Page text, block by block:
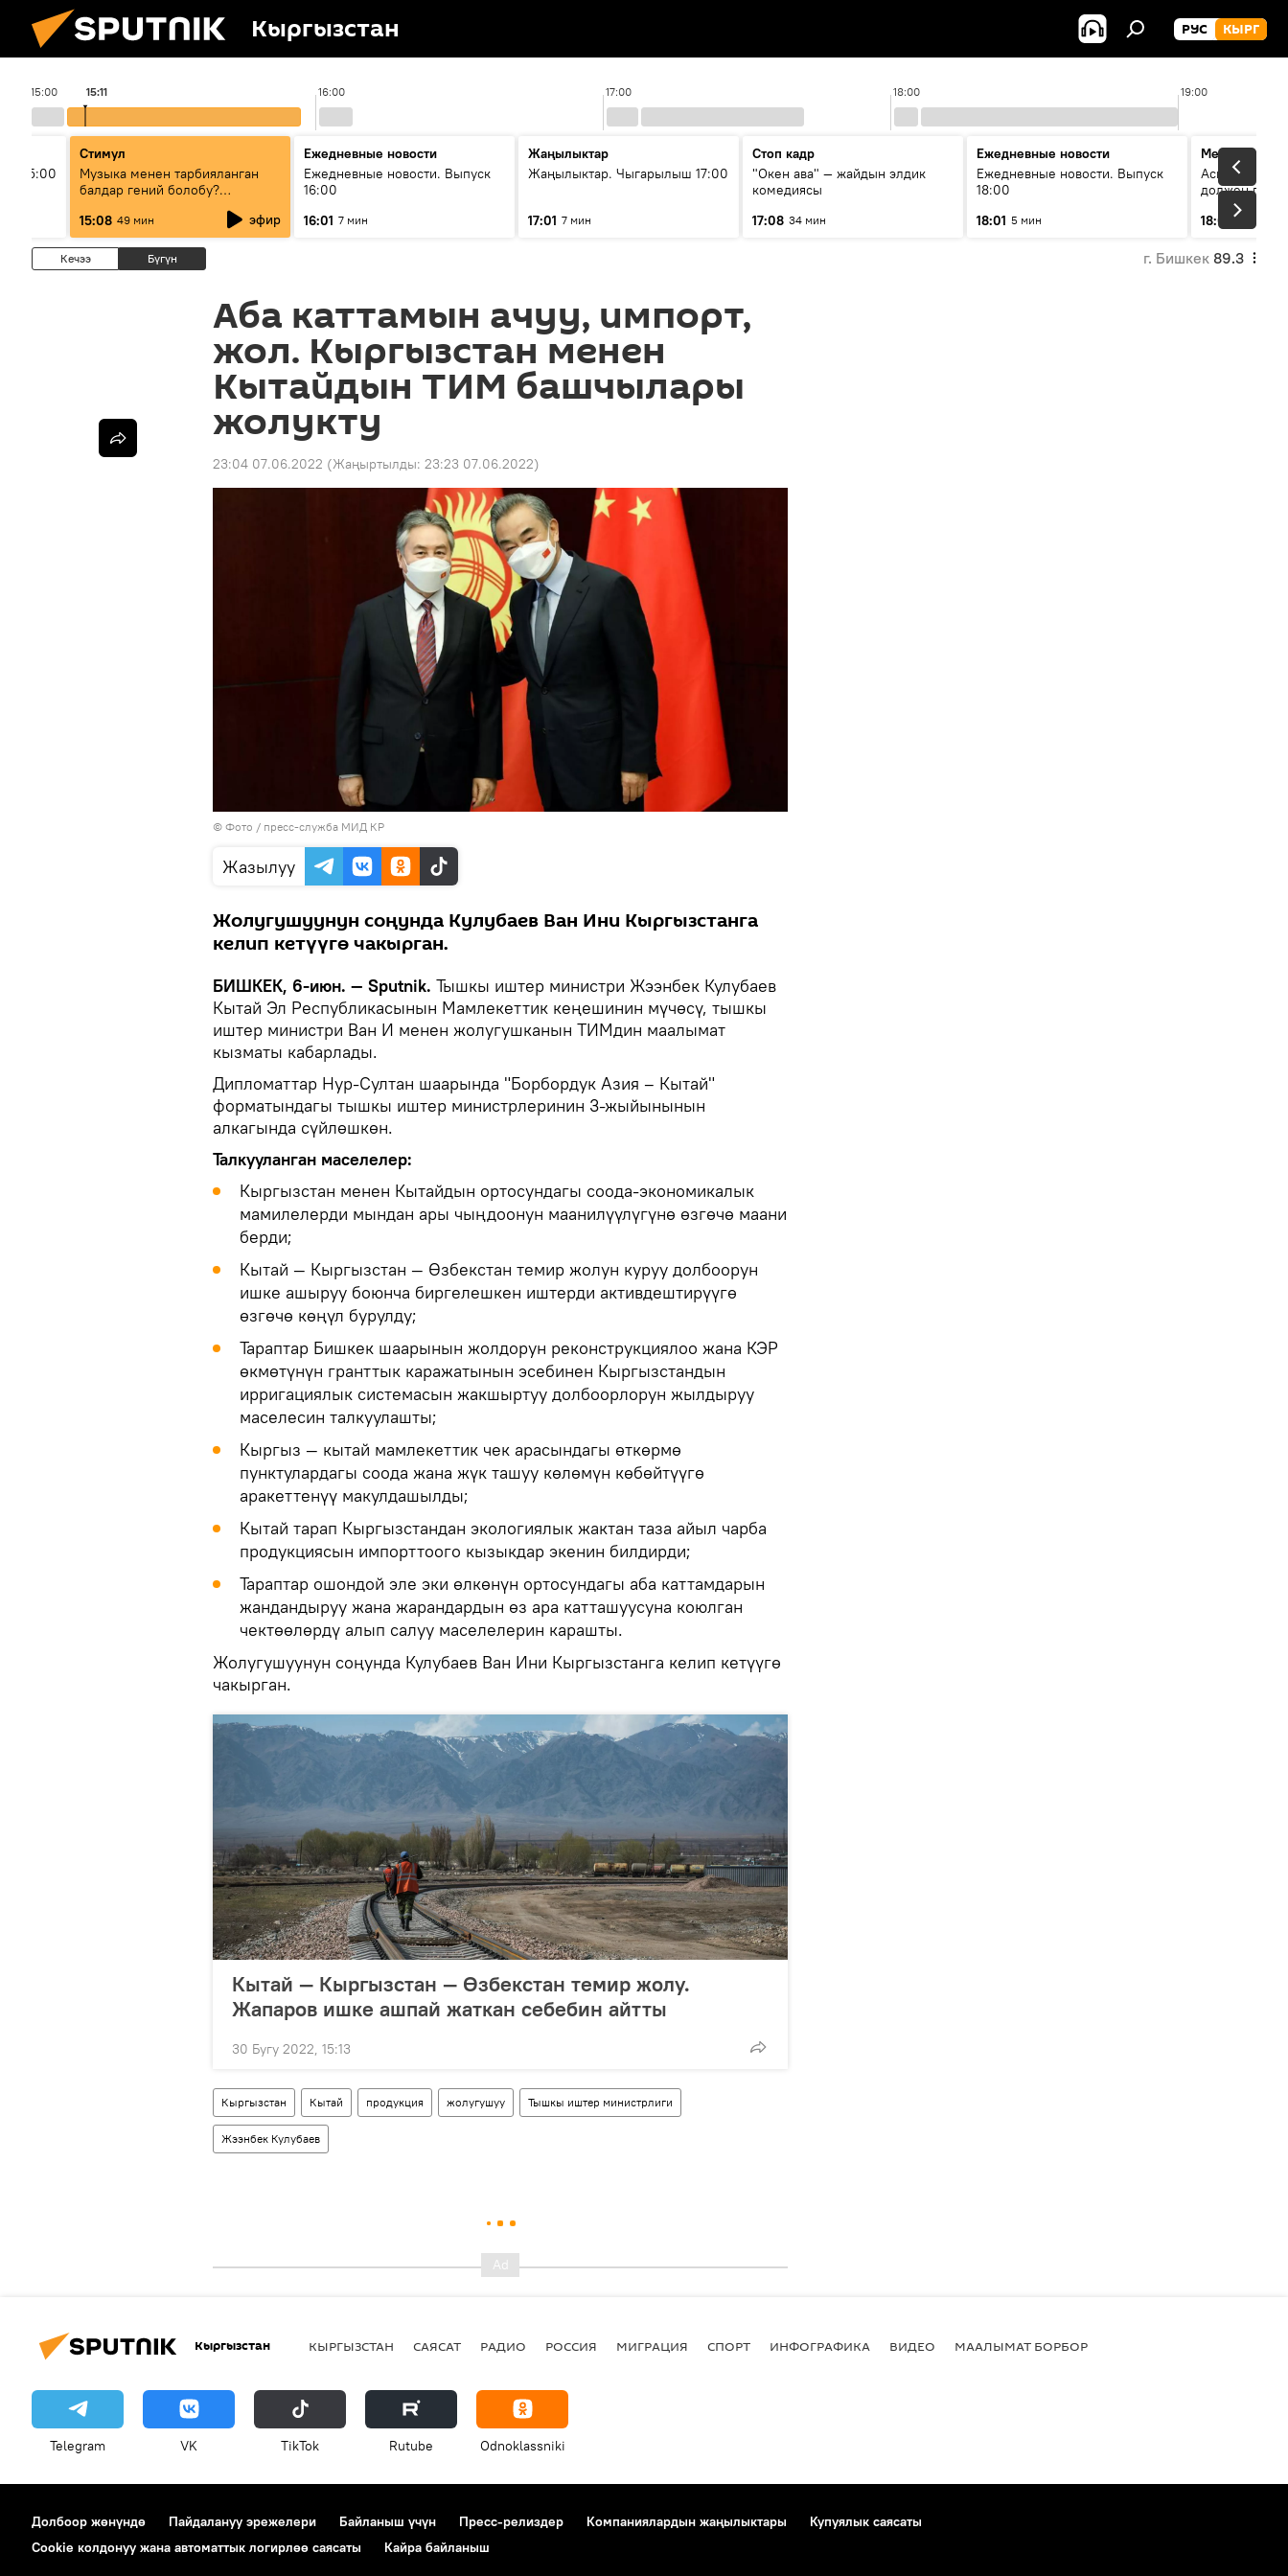
Кыргызстан РУС КЫРГ
15:00 16:00 17:00 18:00 19:00
15:11
15:00
Стимул
Музыка менен тарбияланган
балдар гений болобу?
Кыргыздын жашоосунда
музыканын орду
15:08 49 мин эфир
Ежедневные новости
Ежедневные новости. Выпуск
16:00
16:01 7 мин
Жаңылыктар
Жаңылыктар. Чыгарылыш 17:00
17:01 7 мин
Стоп кадр
"Окен ава" — жайдын элдик
комедиясы
17:08 34 мин
Ежедневные новости
Ежедневные новости. Выпуск
18:00
18:01 5 мин
Меняющие
Аскар
должен
18:06
Кечээ Бүгүн г. Бишкек 89.3
Аба каттамын ачуу, импорт,
жол. Кыргызстан менен
Кытайдын ТИМ башчылары
жолукту
23:04 07.06.2022 (Жаңыртылды: 23:23 07.06.2022)
© Фото / пресс-служба МИД КР
Жазылуу
Жолугушуунун соңунда Кулубаев Ван Ини Кыргызстанга
келип кетүүгө чакырган.
БИШКЕК, 6-июн. — Sputnik. Тышкы иштер министри Жээнбек Кулубаев
Кытай Эл Республикасынын Мамлекеттик кеңешинин мүчөсү, тышкы
иштер министри Ван И менен жолугушканын ТИМдин маалымат
кызматы кабарлады.
Дипломаттар Нур-Султан шаарында "Борбордук Азия – Кытай"
форматындагы тышкы иштер министрлеринин 3-жыйынынын
алкагында сүйлөшкөн.
Талкууланган маселелер:
Кыргызстан менен Кытайдын ортосундагы соода-экономикалык
мамилелерди мындан ары чыңдоонун маанилүүлүгүнө өзгөчө маани
берди;
Кытай — Кыргызстан — Өзбекстан темир жолун куруу долбоорун
ишке ашыруу боюнча биргелешкен иштерди активдештирүүгө
өзгөчө көңүл бурулду;
Тараптар Бишкек шаарынын жолдорун реконструкциялоо жана КЭР
өкмөтүнүн гранттык каражатынын эсебинен Кыргызстандын
ирригациялык системасын жакшыртуу долбоорлорун жылдыруу
маселесин талкуулашты;
Кыргыз — кытай мамлекеттик чек арасындагы өткөрмө
пунктулардагы соода жана жүк ташуу көлөмүн көбөйтүүгө
аракеттенүү макулдашылды;
Кытай тарап Кыргызстандан экологиялык жактан таза айыл чарба
продукциясын импорттоого кызыкдар экенин билдирди;
Тараптар ошондой эле эки өлкөнүн ортосундагы аба каттамдарын
жандандыруу жана жарандардын өз ара катташуусуна коюлган
чектөөлөрдү алып салуу маселелерин карашты.
Жолугушуунун соңунда Кулубаев Ван Ини Кыргызстанга келип кетүүгө
чакырган.
Кытай — Кыргызстан — Өзбекстан темир жолу.
Жапаров ишке ашпай жаткан себебин айтты
30 Бугу 2022, 15:13
Кыргызстан Кытай продукция жолугушуу Тышкы иштер министрлиги
Жээнбек Кулубаев
Кыргызстан КЫРГЫЗСТАН САЯСАТ РАДИО РОССИЯ МИГРАЦИЯ СПОРТ ИНФОГРАФИКА ВИДЕО МААЛЫМАТ БОРБОР
Telegram VK ТikТоk Rutube Odnoklassniki
Долбоор жөнүндө Пайдалануу эрежелери Байланыш үчүн Пресс-релиздер Компаниялардын жаңылыктары
Купуялык саясаты
Cookie колдонуу жана автоматтык логирлөө саясаты
Кайра байланыш